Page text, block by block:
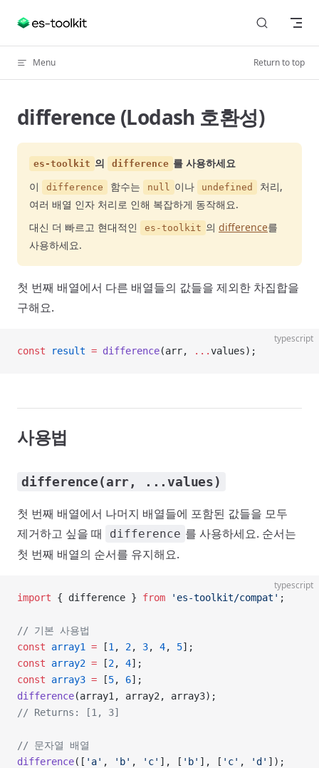
Skip to content
Menu Return to top
difference (Lodash 호환성)
es-toolkit 의 difference 를 사용하세요
이
difference 함수는 null 이나 undefined
처리,
여러 배열 인자 처리로 인해 복잡하게 동작해요.
대신 더 빠르고 현대적인
es-toolkit 의 difference를
사용하세요.
첫 번째 배열에서 다른 배열들의 값들을 제외한 차집합을
구해요.
typescript
const result = difference(arr, ...values);
사용법
difference(arr, ...values)
첫 번째 배열에서 나머지 배열들에 포함된 값들을 모두
제거하고 싶을 때
difference 를 사용하세요. 순서는
첫 번째 배열의 순서를 유지해요.
typescript
import { difference } from 'es-toolkit/compat' ;
// 기본 사용법
const array1 = [1 , 2, 3, 4, 5];
const array2 = [2, 4];
const array3 = [5, 6];
difference(array1, array2, array3);
// Returns: [1, 3]
// 문자열 배열
difference([ 'a' , 'b' , 'c' ], [ 'b' ], [ 'c' , 'd' ]);